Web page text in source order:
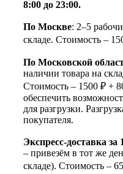
8:00 до 23:00.
По Москве: 2–5
складе. Стоимость –
По Московской
наличии товара на
Стоимость – 1500 ₽ +
обеспечить
для разгрузки.
покупателя.
Экспресс-доставка за
– привезём в тот же
складе). Стоимость –